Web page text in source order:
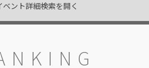
ベント詳細検索を開く